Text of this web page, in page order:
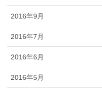
2016年9月
2016年7月
2016年6月
2016年5月